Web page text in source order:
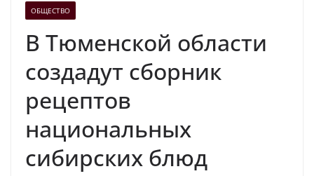
ОБЩЕСТВО
В Тюменской области
создадут сборник
рецептов
национальных
сибирских блюд